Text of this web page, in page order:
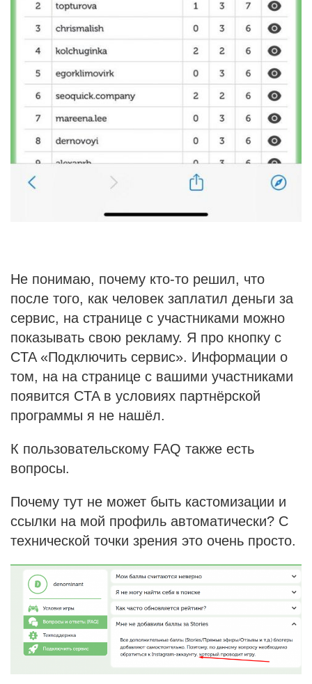
Не понимаю, почему кто-то решил, что
после того, как человек заплатил деньги за
сервис, на странице с участниками можно
показывать свою рекламу. Я про кнопку с
CTA «Подключить сервис». Информации о
том, на на странице с вашими участниками
появится CTA в условиях партнёрской
программы я не нашёл.
К пользовательскому FAQ также есть
вопросы.
Почему тут не может быть кастомизации и
ссылки на мой профиль автоматически? С
технической точки зрения это очень просто.